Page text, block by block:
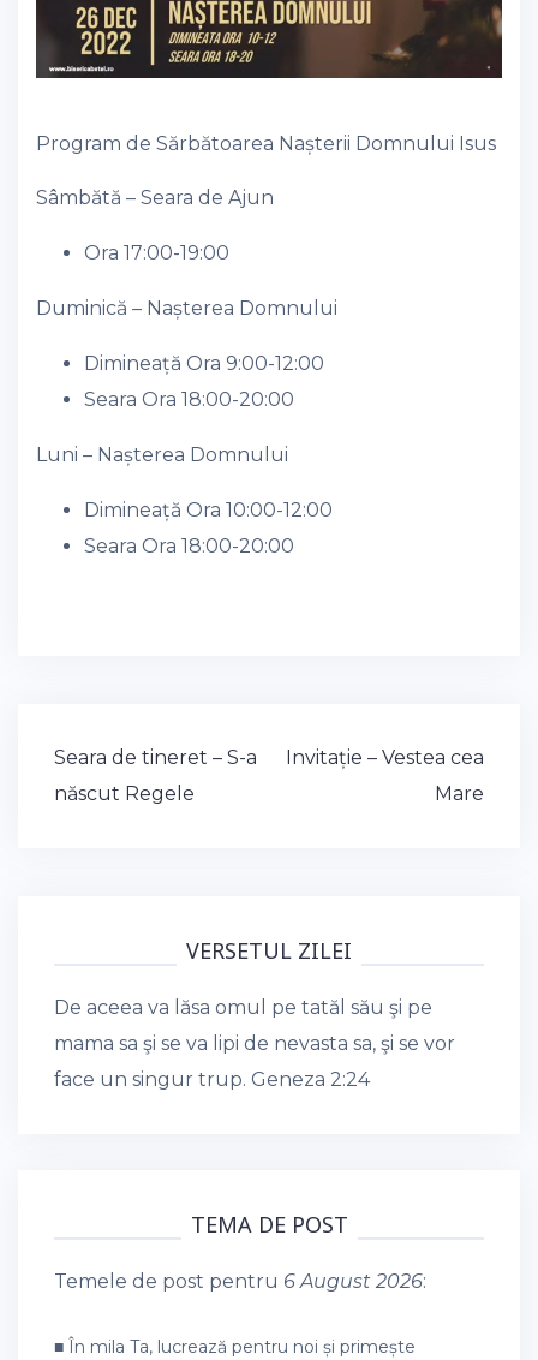
Program de Sărbătoarea Nașterii Domnului Isus
Sâmbătă – Seara de Ajun
Ora 17:00-19:00
Duminică – Nașterea Domnului
Dimineață Ora 9:00-12:00
Seara Ora 18:00-20:00
Luni – Nașterea Domnului
Dimineață Ora 10:00-12:00
Seara Ora 18:00-20:00
Post
navigation
Seara de tineret – S-a
născut Regele
Invitație – Vestea cea
Mare
VERSETUL ZILEI
De aceea va lăsa omul pe tatăl său şi pe
mama sa şi se va lipi de nevasta sa, şi se vor
face un singur trup. Geneza 2:24
TEMA DE POST
Temele de post pentru 6 August 2026:
■ În mila Ta, lucrează pentru noi și primește